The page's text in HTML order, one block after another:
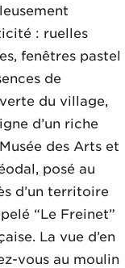
: ruelles
fenêtres pastel
de
du village,
d’un riche
des Arts et
posé au
d’un territoire
“Le Freinet”
La vue d’en
vous au moulin